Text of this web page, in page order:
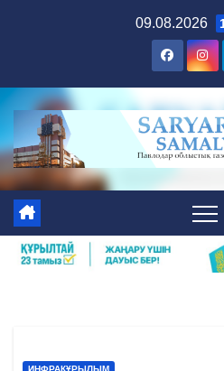
09.08.2026
ИНФРАҚҰРЫЛЫМ